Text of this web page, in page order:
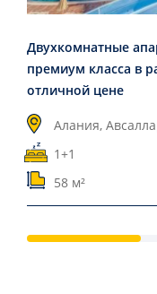
Двухкомнатные
премиум класса в
отличной цене
Алания,
1+1
58 м²